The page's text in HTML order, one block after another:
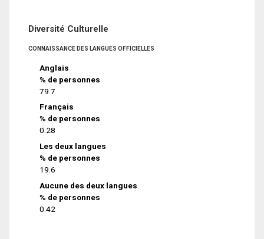
Diversité Culturelle
CONNAISSANCE DES LANGUES OFFICIELLES
Anglais
% de personnes
79.7
Français
% de personnes
0.28
Les deux langues
% de personnes
19.6
Aucune des deux langues
% de personnes
0.42